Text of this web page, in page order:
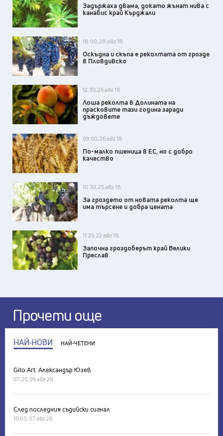
Задържаха двама, докато жънат нива с
канабис край Кърджали
18:00, 28 авг 18
Оскъдна и скъпа е реколтата от грозде
в Пловдивско
12:30, 26 авг 18
Лоша реколта в Долината на
прасковите тази година заради
дъждовете
09:00, 26 авг 18
По-малко пшеница в ЕС, но с добро
качество
10:30, 25 авг 18
За гроздето от новата реколта ще
има търсене и добра цената
11:25, 22 авг 18
Започна гроздоберът край Велики
Преслав
Прочети още
НАЙ-НОВИ НАЙ-ЧЕТЕНИ
Gito Art: Александър Юзев
07:25, 09 авг 26
След последния съдийски сигнал
15:00, 07 авг 26